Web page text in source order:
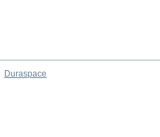
Duraspace